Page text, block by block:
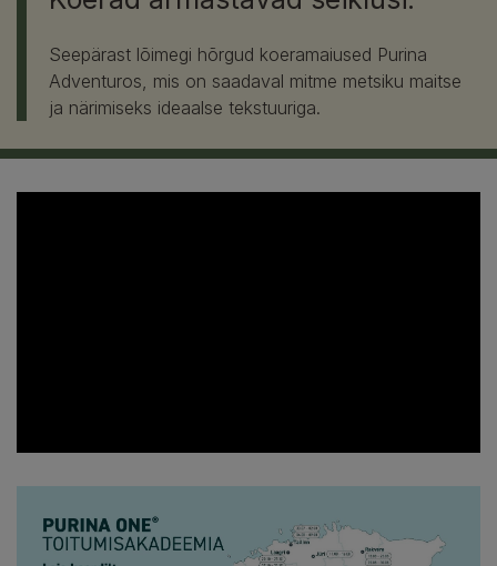
Seepärast lõimegi hõrgud koeramaiused Purina
Adventuros, mis on saadaval mitme metsiku maitse
ja närimiseks ideaalse tekstuuriga.​